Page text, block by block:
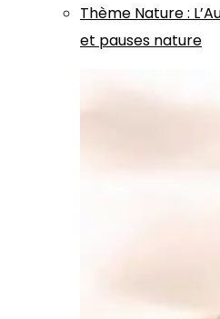
Thème Nature:
et pauses nature